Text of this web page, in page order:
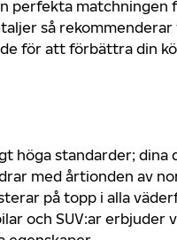
perfekta matchningen
så
för att förbättra din
höga standarder; dina
med årtionden av
på topp i alla
och SUV:ar erbjuder